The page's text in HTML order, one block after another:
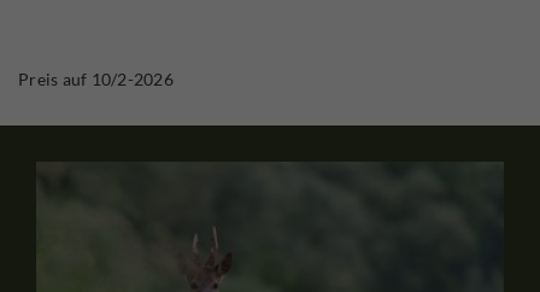
Preis auf 10/2-2026